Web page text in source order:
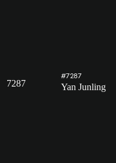
7287
#7287
Yan Junling